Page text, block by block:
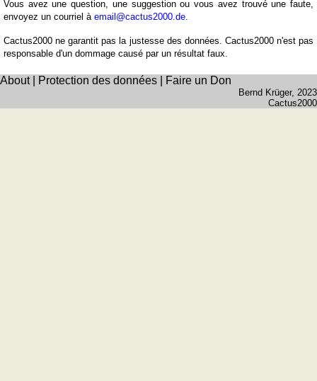
des
blasons,
Quiz
villes
Vous avez une question, une suggestion ou vous avez trouvé une faute,
envoyez un courriel à email@cactus2000.de.
Cactus2000 ne garantit pas la justesse des données. Cactus2000 n'est pas
responsable d'un dommage causé par un résultat faux.
About| Protection des données Faire un Don
Bernd Krüger, 2023
Cactus2000